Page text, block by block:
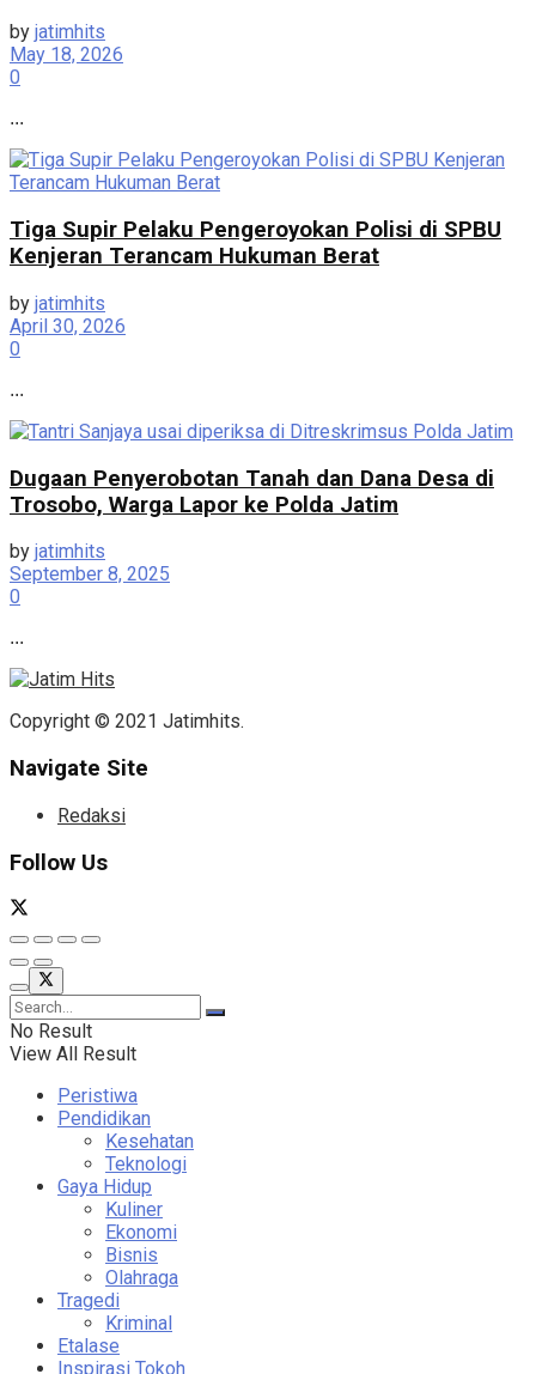
by jatimhits
May 18, 2026
0
...
Tiga Supir Pelaku Pengeroyokan Polisi di SPBU
Kenjeran Terancam Hukuman Berat
by jatimhits
April 30, 2026
0
...
Dugaan Penyerobotan Tanah dan Dana Desa di
Trosobo, Warga Lapor ke Polda Jatim
by jatimhits
September 8, 2025
0
...
Copyright © 2021 Jatimhits.
Navigate Site
Redaksi
Follow Us
No Result
View All Result
Peristiwa
Pendidikan
Kesehatan
Teknologi
Gaya Hidup
Kuliner
Ekonomi
Bisnis
Olahraga
Tragedi
Kriminal
Etalase
Inspirasi Tokoh